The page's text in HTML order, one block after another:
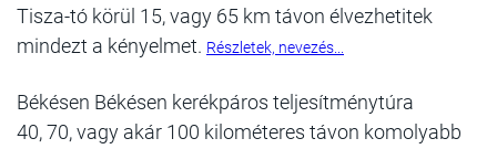
Tisza-tó körül 15, vagy 65 km távon élvezhetitek
mindezt a kényelmet. Részletek, nevezés...
Békésen Békésen kerékpáros teljesítménytúra
40, 70, vagy akár 100 kilométeres távon komolyabb